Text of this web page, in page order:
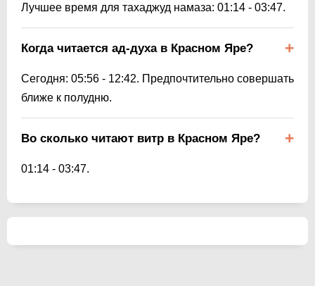
Лучшее время для тахаджуд намаза: 01:14 - 03:47.
Когда читается ад-духа в Красном Яре?
Сегодня: 05:56 - 12:42. Предпочтительно совершать
ближе к полудню.
Во сколько читают витр в Красном Яре?
01:14 - 03:47.